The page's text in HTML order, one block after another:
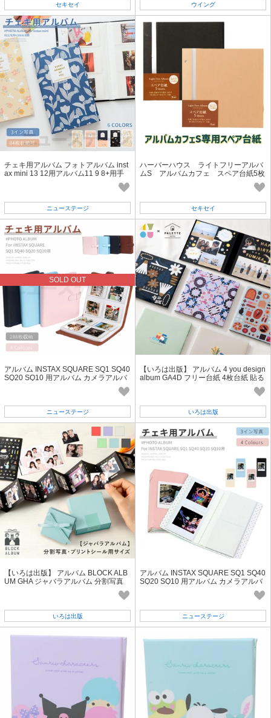
セキセイ ウイング
チェキ用アルバム フォトアルバム inst
ax mini 13 12用アルバム11 9 8+用手
ニューステージ
ハーパーハウス ライトフリーアルバ
ムS アルバムカフェ スペア台紙5枚
セキセイ
SOLD OUT
アルバム INSTAX SQUARE SQ1 SQ40
SQ20 SQ10 用アルバム カメラアルバ
ニューステージ
【いろは出版】 アルバム 4 you design
album GA4D フリー台紙 4枚台紙 貼る
いろは出版
【いろは出版】 アルバム BLOCK ALB
UM GHA ジャバラアルバム 分割写真
プリクラ プレゼントアルバム 誕生日
いろは出版
アルバム INSTAX SQUARE SQ1 SQ40
SQ20 SQ10 用アルバム カメラアルバ
ニューステージ